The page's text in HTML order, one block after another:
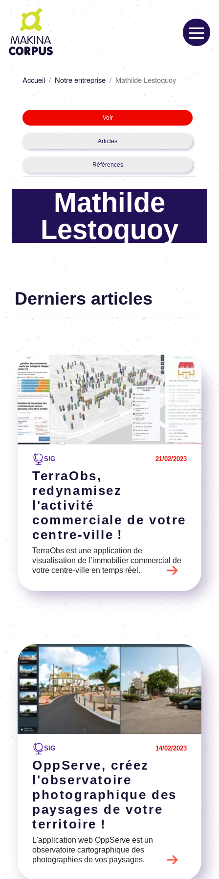
Aller
contenu
principal
d'Ariane
Accueil Notre entreprise Mathilde Lestoquoy
Primary
tabs
Voir
Articles
Références
Mathilde
Lestoquoy
Assistante en Communication -
Marketing
Derniers articles
TerraObs,
redynamisez
l'activité
commerciale de votre
centre-ville !
SIG 21/02/2023
TerraObs est une application de
visualisation de l’immobilier commercial de
votre centre-ville en temps réel.
Voir l'article
Image
OppServe, créez
l'observatoire
photographique des
paysages de votre
territoire !
SIG 14/02/2023
L'application web OppServe est un
observatoire cartographique des
photographies de vos paysages.
Voir l'article
Image